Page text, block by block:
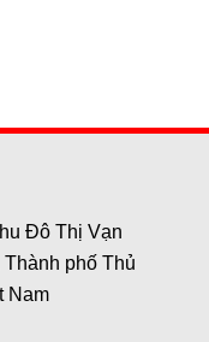
Đô Thị Vạn
phố Thủ
Nam